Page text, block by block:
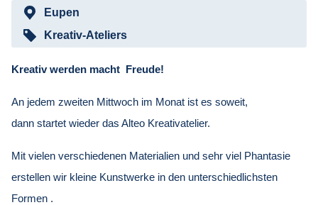
Eupen
Kreativ-Ateliers
Kreativ werden macht Freude!
An jedem zweiten Mittwoch im Monat ist es soweit,
dann startet wieder das Alteo Kreativatelier.
Mit vielen verschiedenen Materialien und sehr viel Phantasie
erstellen wir kleine Kunstwerke in den unterschiedlichsten
Formen .